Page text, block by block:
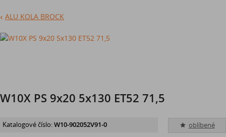
ALU KOLA BROCK
W10X PS 9x20 5x130 ET52 71,5
oblíbené
Katalogové číslo:W10-902052V91-0